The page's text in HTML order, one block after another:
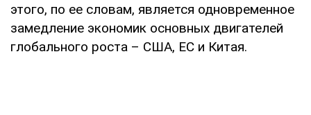
этого, по ее словам, является одновременное
замедление экономик основных двигателей
глобального роста – США, ЕС и Китая.